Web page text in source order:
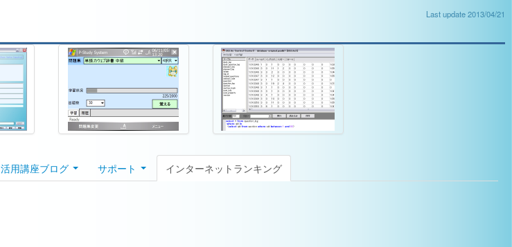
Last update 2013/04/21
活用講座ブログ サポート インターネットランキング